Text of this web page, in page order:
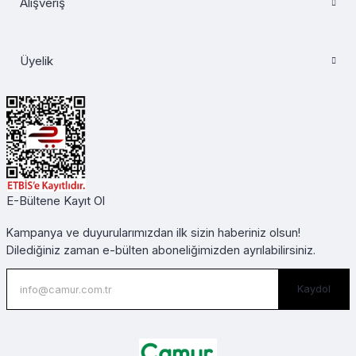
Üyelik
E-Bültene Kayıt Ol
Kampanya ve duyurularımızdan ilk sizin haberiniz olsun!
Dilediğiniz zaman e-bülten aboneliğimizden ayrılabilirsiniz.
Kaydol